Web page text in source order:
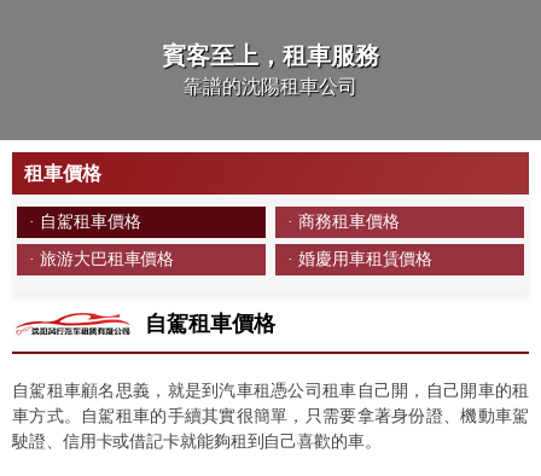
賓客至上，租車服務
靠譜的沈陽租車公司
租車價格
· 自駕租車價格 · 商務租車價格
· 旅游大巴租車價格 · 婚慶用車租賃價格
自駕租車價格
自駕租車顧名思義，就是到汽車租憑公司租車自己開，自己開車的租
車方式。自駕租車的手續其實很簡單，只需要拿著身份證、機動車駕
駛證、信用卡或借記卡就能夠租到自己喜歡的車。